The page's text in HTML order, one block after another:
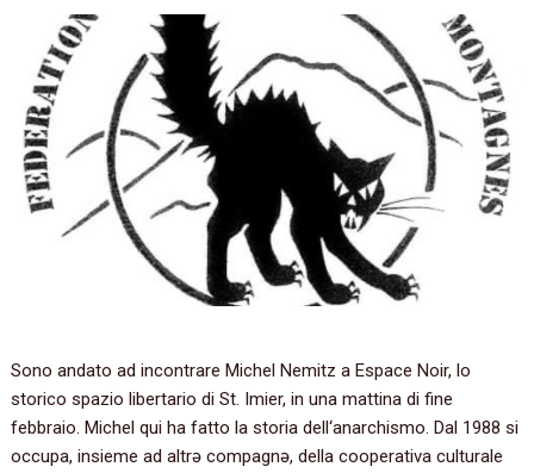
Sono andato ad incontrare Michel Nemitz a Espace Noir, lo
storico spazio libertario di St. Imier, in una mattina di fine
febbraio. Michel qui ha fatto la storia dell‘anarchismo. Dal 1988 si
occupa, insieme ad altrə compagnə, della cooperativa culturale